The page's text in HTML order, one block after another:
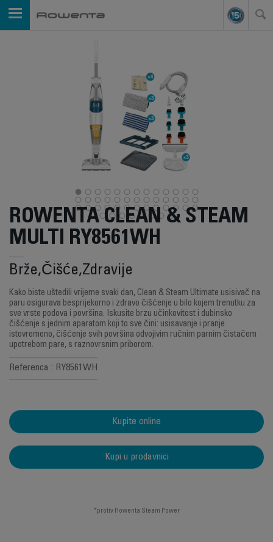
ROWENTA CLEAN & STEAM
MULTI RY8561WH
Brže,Čišće,Zdravije
Kako biste uštedili vrijeme svaki dan, Clean & Steam Ultimate usisivač na
paru osigurava besprijekorno i zdravo čišćenje u bilo kojem trenutku za
sve vrste podova i površina. Iskusite brzu učinkovitost i dubinsko
čišćenje s jednim aparatom koji to sve čini: usisavanje i pranje
istovremeno, čišćenje svih površina odvojivim ručnim parnim čistačem
upotrebom pare, s raznovrsnim priborom.
Referenca : RY8561WH
Kupite online
Kupi u prodavnici
*protiv Rowenta Steam Power